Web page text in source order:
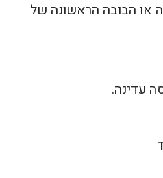
או הבובה הראשונה של
עדינה.